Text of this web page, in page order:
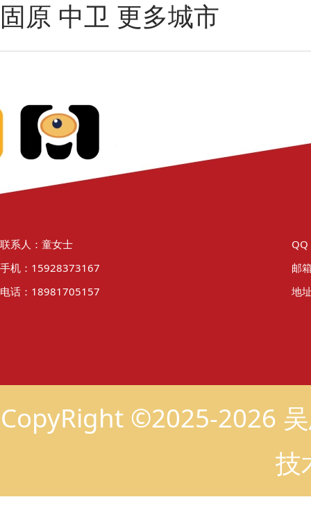
固原 中卫 更多城市
联系人：童女士
手机：15928373167
邮
电话：18981705157
地
CopyRight ©2025-2026
技